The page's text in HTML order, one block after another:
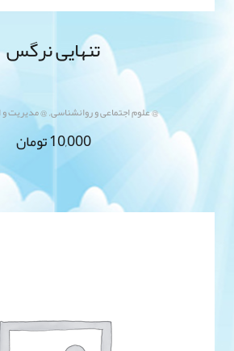
تنهایی نرگس
@ علوم اجتماعی و روانشناسی,@ مدیریت و
10,000تومان